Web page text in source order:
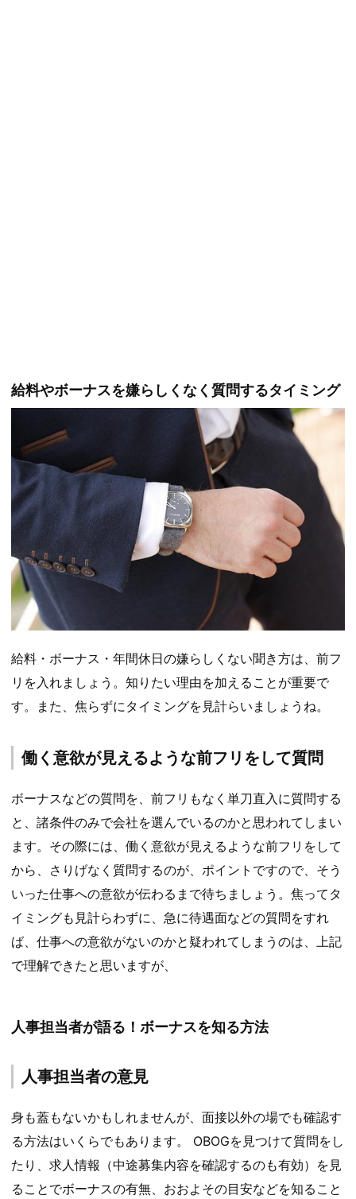
給料やボーナスを嫌らしくなく質問するタイミング
給料・ボーナス・年間休日の嫌らしくない聞き方は、前フ
リを入れましょう。知りたい理由を加えることが重要で
す。また、焦らずにタイミングを見計らいましょうね。
働く意欲が見えるような前フリをして質問
ボーナスなどの質問を、前フリもなく単刀直入に質問する
と、諸条件のみで会社を選んでいるのかと思われてしまい
ます。その際には、働く意欲が見えるような前フリをして
から、さりげなく質問するのが、ポイントですので、そう
いった仕事への意欲が伝わるまで待ちましょう。焦ってタ
イミングも見計らわずに、急に待遇面などの質問をすれ
ば、仕事への意欲がないのかと疑われてしまうのは、上記
で理解できたと思いますが、
人事担当者が語る！ボーナスを知る方法
人事担当者の意見
身も蓋もないかもしれませんが、面接以外の場でも確認す
る方法はいくらでもあります。 OBOGを見つけて質問をし
たり、求人情報（中途募集内容を確認するのも有効）を見
ることでボーナスの有無、おおよその目安などを知ること